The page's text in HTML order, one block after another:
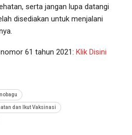
serta jangan lupa datangi
disediakan untuk menjalani
61 tahun 2021: Klik Disini
dan Ikut Vaksinasi